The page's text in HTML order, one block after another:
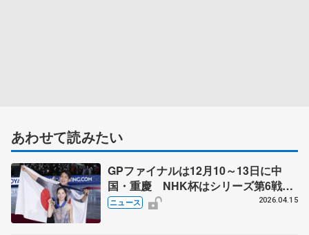
あわせて読みたい
GPファイナルは12月10～13日に中
国・重慶 NHK杯はシリーズ第6戦、
11月27～29日に東京 2026～27年シ
ニュース 2026.04.15